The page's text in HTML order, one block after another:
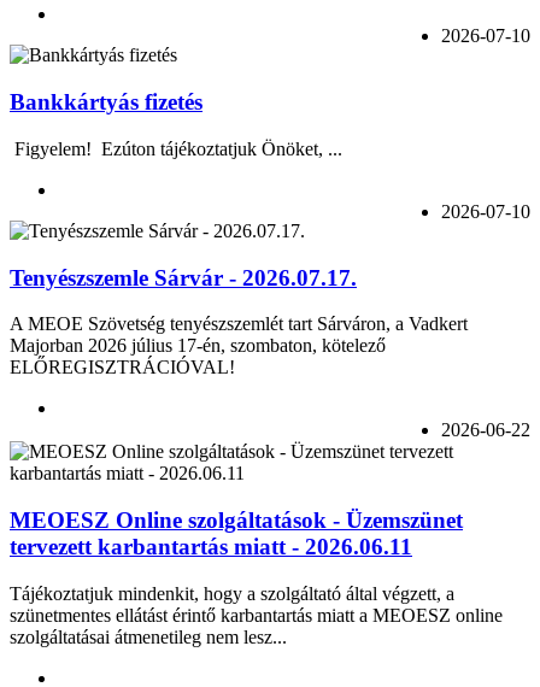
2026-07-10
Bankkártyás fizetés
Figyelem! Ezúton tájékoztatjuk Önöket, ...
2026-07-10
Tenyészszemle Sárvár - 2026.07.17.
A MEOE Szövetség tenyészszemlét tart Sárváron, a Vadkert
Majorban 2026 július 17-én, szombaton, kötelező
ELŐREGISZTRÁCIÓVAL!
2026-06-22
MEOESZ Online szolgáltatások - Üzemszünet
tervezett karbantartás miatt - 2026.06.11
Tájékoztatjuk mindenkit, hogy a szolgáltató által végzett, a
szünetmentes ellátást érintő karbantartás miatt a MEOESZ online
szolgáltatásai átmenetileg nem lesz...